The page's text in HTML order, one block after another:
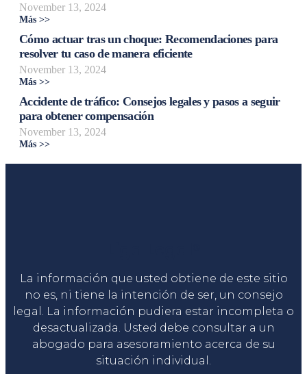
November 13, 2024
Más >>
Cómo actuar tras un choque: Recomendaciones para
resolver tu caso de manera eficiente
November 13, 2024
Más >>
Accidente de tráfico: Consejos legales y pasos a seguir
para obtener compensación
November 13, 2024
Más >>
La información que usted obtiene de este sitio
no es, ni tiene la intención de ser, un consejo
legal. La información pudiera estar incompleta o
desactualizada. Usted debe consultar a un
abogado para asesoramiento acerca de su
situación individual.